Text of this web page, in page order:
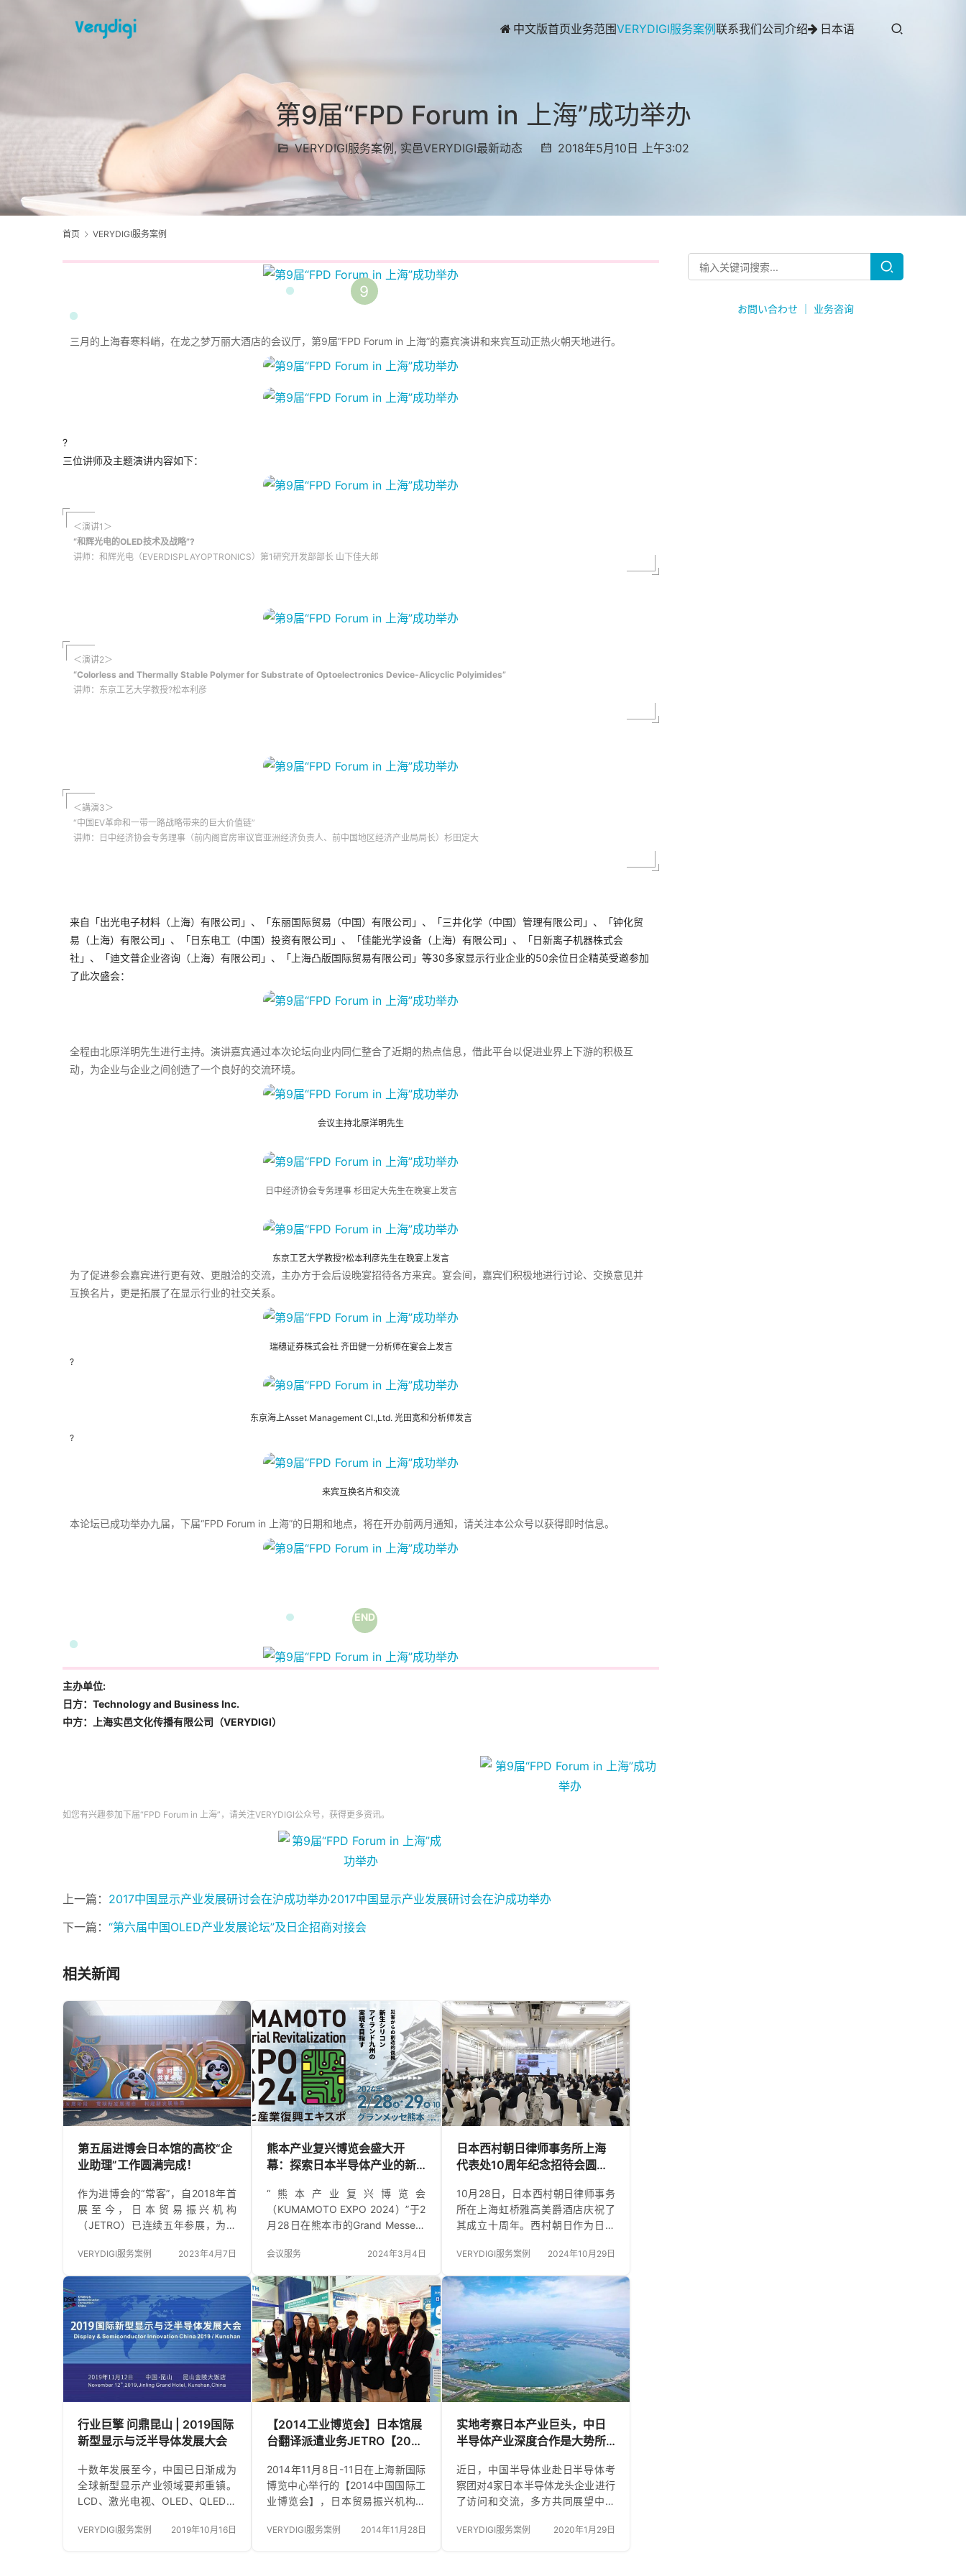
中文版首页业务范围VERYDIGI服务案例 联系我们公司介绍 日本语
第9届“FPD Forum in 上海”成功举办
VERYDIGI服务案例, 实邑VERYDIGI最新动态 2018年5月10日 上午3:02
首页 VERYDIGI服务案例
9
三月的上海春寒料峭，在龙之梦万丽大酒店的会议厅，第9届“FPD Forum in 上海”的嘉宾演讲和来宾互动正热火朝天地进行。
?
三位讲师及主题演讲内容如下：
＜演讲1＞
“和辉光电的OLED技术及战略”?
讲师：和辉光电（EVERDISPLAYOPTRONICS）第1研究开发部部长 山下佳大郎
＜演讲2＞
“Colorless and Thermally Stable Polymer for Substrate of Optoelectronics Device-Alicyclic Polyimides”
讲师：东京工艺大学教授?松本利彦
＜講演3＞
“中国EV革命和一带一路战略带来的巨大价值链”
讲师：日中经济协会专务理事（前内阁官房审议官亚洲经济负责人、前中国地区经济产业局局长）杉田定大
来自 「出光电子材料（上海）有限公司 」 、 「东丽国际贸易（中国）有限公司」、「三井化学（中国）管理有限公司」、「钟化贸
易（上海）有限公司」、「日东电工（中国）投资有限公司」、 「佳能光学设备（上海）有限公司」、
「日新离子机器株式会
社」、
「迪文普企业咨询（上海）有限公司」、 「上海凸版国际贸易有限公司」等30多家显示行业企业的50余位日企精英受邀参加
了此次盛会：
全程由北原洋明先生进行主持。演讲嘉宾通过本次论坛向业内同仁整合了近期的热点信息，借此平台以促进业界上下游的积极互
动，为企业与企业之间创造了一个良好的交流环境。
会议主持北原洋明先生
日中经济协会专务理事 杉田定大先生在晚宴上发言
东京工艺大学教授?松本利彦先生在晚宴上发言
为了促进参会嘉宾进行更有效、更融洽的交流，主办方于会后设晚宴招待各方来宾。宴会间，嘉宾们积极地进行讨论、交换意见并
互换名片，更是拓展了在显示行业的社交关系。
瑞穗证券株式会社 齐田健一分析师在宴会上发言
?
东京海上Asset Management CI.,Ltd. 光田宽和分析师发言
?
来宾互换名片和交流
本论坛已成功举办九届，下届“FPD Forum in 上海”的日期和地点，将在开办前两月通知，请关注本公众号以获得即时信息。
END
主办单位:
日方：Technology and Business Inc.
中方：上海实邑文化传播有限公司（VERYDIGI）
如您有兴趣参加下届“FPD Forum in 上海”，请关注VERYDIGI公众号，获得更多资讯。
上一篇： 2017中国显示产业发展研讨会在沪成功举办2017中国显示产业发展研讨会在沪成功举办
下一篇： “第六届中国OLED产业发展论坛”及日企招商对接会
相关新闻
第五届进博会日本馆的高校“企
业助理”工作圆满完成！
作为进博会的“常客”，自2018年首
展至今，日本贸易振兴机构
（JETRO）已连续五年参展，为中
交正常化50周年，本次进博之约也
动的一环，有近80家企业与团体在
JETRO的协助下来到进博会，约
1000种商品亮相日本馆。
VERYDIGI服务案例 2023年4月7日
熊本产业复兴博览会盛大开
幕：探索日本半导体产业的新
“熊本产业复兴博览会
（KUMAMOTO EXPO 2024）”于2
月28日在熊本市的Grand Messe举
首次举办，旨在推动灾后的创造性
宏伟目标。 开幕仪式上，熊本县知
事蒲岛郁夫以及台湾高雄市副市长
罗达生等嘉宾出席，共同见证了这
一创新盛事的启动。 会场汇聚了来
自熊本、国内外以及台湾的270家半
导体相关企业，将近1万名观众参
观。SONY、TOK（东京应化）、
东京电子（TEL）等大企业来积极展
示熊本工厂的最新技术。 其中最引
人瞩目的是…
会议服务 2024年3月4日
日本西村朝日律师事务所上海
代表处10周年纪念招待会圆满
10月28日，日本西村朝日律师事务
所在上海虹桥雅高美爵酒店庆祝了
其成立十周年。西村朝日作为日本
2014年进入中国市场以来，已经深
企业提供了无数高质量的法律咨询
和解决方案，显示出卓越的专业能
力。 此次纪念活动由实邑文化负责
运营，确保了整个活动的流畅和高
质量。具体服务活动流程管理、现
场技术支持、摄影摄像等服务。
VERYDIGI服务案例 2024年10月29日
行业巨擎 问鼎昆山 | 2019国际
新型显示与泛半导体发展大会
十数年发展至今，中国已日渐成为
全球新型显示产业领域要邦重镇。
LCD、激光电视、OLED、QLED等
起，显示产业进入一个“百花齐放，
VERYDIGI服务案例 2019年10月16日
【2014工业博览会】日本馆展
台翻译派遣业务JETRO【2014
を受託しました
2014年11月8日-11日在上海新国际
博览中心举行的【2014中国国际工
业博览会】，日本贸易振兴机构在
本馆，共有60家日本企业参展。我
VERYDIGI服务案例 2014年11月28日
实地考察日本产业巨头，中日
半导体产业深度合作是大势所
近日，中国半导体业赴日半导体考
察团对4家日本半导体龙头企业进行
了访问和交流，多方共同展望中日
VERYDIGI服务案例 2020年1月29日
お問い合わせ ｜ 业务咨询